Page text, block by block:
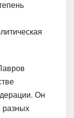
Он
разных